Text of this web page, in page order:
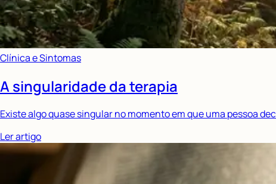
Clínica e Sintomas
A singularidade da terapia
Existe algo quase singular no momento em que uma pessoa
Ler artigo